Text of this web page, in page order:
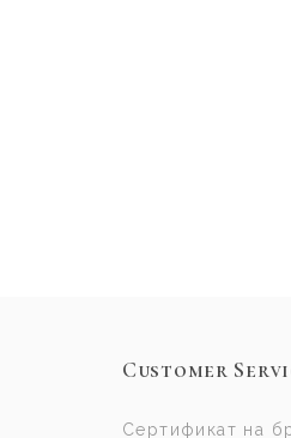
Customer
Сертификат на